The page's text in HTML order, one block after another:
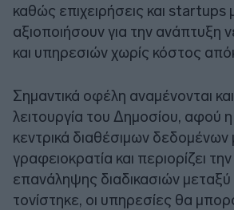
καθώς επιχειρήσεις και
αξιοποιήσουν για την ανάπτυξη
και υπηρεσιών χωρίς κόστος
Σημαντικά οφέλη αναμένονται και
λειτουργία του Δημοσίου, αφού
κεντρικά διαθέσιμων δεδομένων
γραφειοκρατία και περιορίζει
επανάληψης διαδικασιών
τονίστηκε, οι υπηρεσίες θα